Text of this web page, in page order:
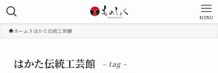
MENU
ホーム はかた伝統工芸館
はかた伝統工芸館 – tag –